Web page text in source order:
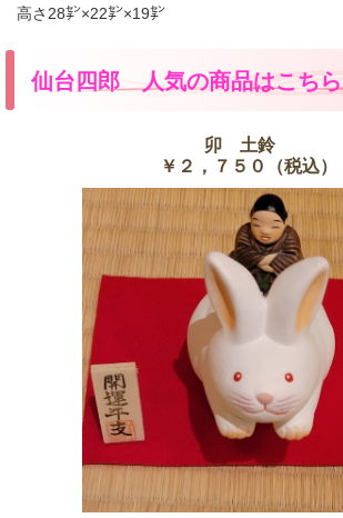
高さ28㌢×22㌢×19㌢
仙台四郎 人気の商品はこちら
卯 土鈴
￥２，７５０（税込）